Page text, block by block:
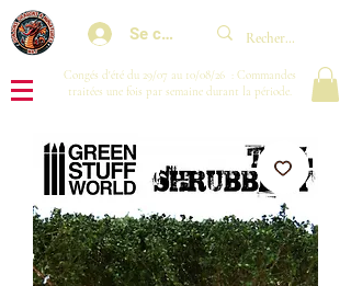
Se connecter
Congés d'été du 29/07 au 10/08/26 : Commandes
traitées une fois par semaine durant la période.